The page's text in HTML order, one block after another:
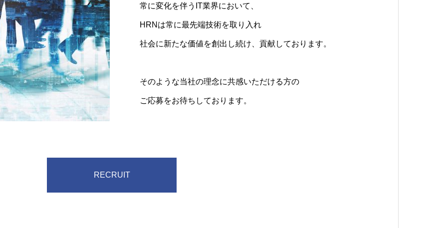
常に変化を伴うIT業界において、
HRNは常に最先端技術を取り入れ
社会に新たな価値を創出し続け、貢献しております。
そのような当社の理念に共感いただける方の
ご応募をお待ちしております。
RECRUIT
培われた技術力を発揮しながら、ご活躍いただける方をお待ち
しております。
できる方をお待ちしております。
募集要項
※現在は募集を行っておりません。